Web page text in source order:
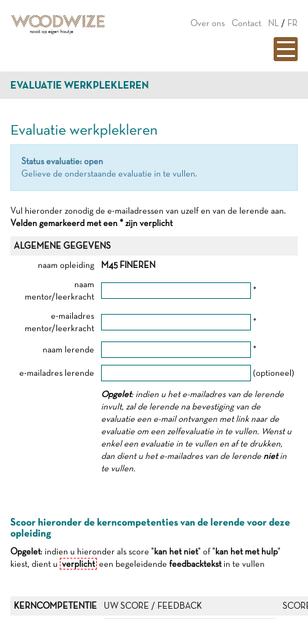
Over ons Contact NL / FR
EVALUATIE WERKPLEKLEREN
Evaluatie werkplekleren
Status evaluatie: open
Gelieve de onderstaande evaluatie in te vullen.
Vul hieronder zonodig de e-mailadressen van uzelf en van de lerende aan.
Velden gemarkeerd met een * zijn verplicht
ALGEMENE GEGEVENS
naam opleiding
M45 FINEREN
naam
mentor/leerkracht
*
e-mailadres
mentor/leerkracht
*
naam lerende *
e-mailadres lerende (optioneel)
Opgelet: indien u het e-mailadres van de lerende
invult, zal de lerende na bevestiging van de
evaluatie een e-mail ontvangen met link naar de
evaluatie om een zelfevaluatie in te vullen. Wenst u
enkel een evaluatie in te vullen en af te drukken,
dan dient u het e-mailadres van de lerende nietin
te vullen.
Scoor hieronder de kerncompetenties van de lerende voor deze
opleiding
Opgelet: indien u hieronder als score "kan het niet" of "kan het met hulp"
kiest, dient u verplicht een begeleidende feedbacktekstin te vullen
KERNCOMPETENTIE UW SCORE / FEEDBACK